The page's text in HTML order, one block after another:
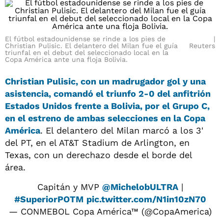
El fútbol estadounidense se rinde a los pies de
Christian Pulisic. El delantero del Milan fue el guía
triunfal en el debut del seleccionado local en la
Copa América ante una floja Bolivia.
Reuters
Christian Pulisic, con un madrugador gol y una
asistencia, comandó el triunfo 2-0 del anfitrión
Estados Unidos frente a Bolivia, por el Grupo C,
en el estreno de ambas selecciones en laCopa
América. El delantero del Milan marcó a los 3'
del PT, en el AT&T Stadium de Arlington, en
Texas, con un derechazo desde el borde del
área.
Capitán y MVP @MichelobULTRA|
#SuperiorPOTM pic.twitter.com/N1in10zN70
— CONMEBOL Copa América™ (@CopaAmerica)